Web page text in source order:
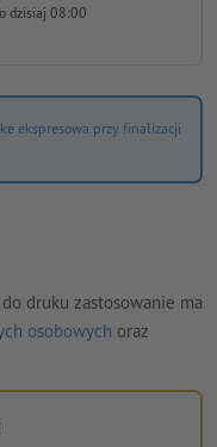
dzisiaj 08:00
ekspresowa przy finalizacji
druku zastosowanie ma
osobowych oraz